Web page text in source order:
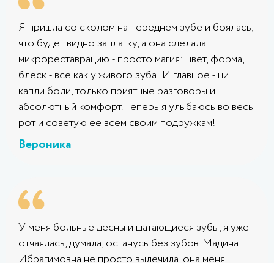
Я пришла со сколом на переднем зубе и боялась,
что будет видно заплатку, а она сделала
микрореставрацию - просто магия: цвет, форма,
блеск - все как у живого зуба! И главное - ни
капли боли, только приятные разговоры и
абсолютный комфорт. Теперь я улыбаюсь во весь
рот и советую ее всем своим подружкам!
Вероника
У меня больные десны и шатающиеся зубы, я уже
отчаялась, думала, останусь без зубов. Мадина
Ибрагимовна не просто вылечила, она меня